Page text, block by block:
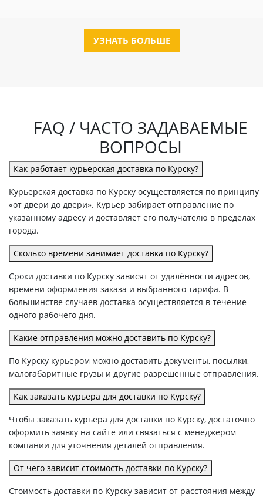
УЗНАТЬ БОЛЬШЕ
FAQ / ЧАСТО ЗАДАВАЕМЫЕ
ВОПРОСЫ
Как работает курьерская доставка по Курску?
Курьерская доставка по Курску осуществляется по принципу
«от двери до двери». Курьер забирает отправление по
указанному адресу и доставляет его получателю в пределах
города.
Сколько времени занимает доставка по Курску?
Сроки доставки по Курску зависят от удалённости адресов,
времени оформления заказа и выбранного тарифа. В
большинстве случаев доставка осуществляется в течение
одного рабочего дня.
Какие отправления можно доставить по Курску?
По Курску курьером можно доставить документы, посылки,
малогабаритные грузы и другие разрешённые отправления.
Как заказать курьера для доставки по Курску?
Чтобы заказать курьера для доставки по Курску, достаточно
оформить заявку на сайте или связаться с менеджером
компании для уточнения деталей отправления.
От чего зависит стоимость доставки по Курску?
Стоимость доставки по Курску зависит от расстояния между